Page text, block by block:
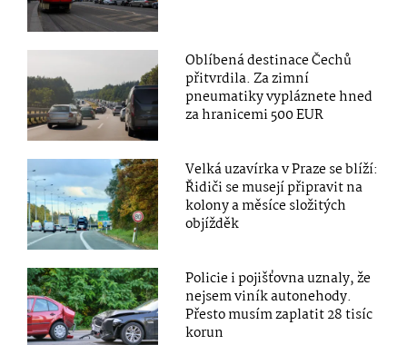
Oblíbená destinace Čechů
přitvrdila. Za zimní
pneumatiky vypláznete hned
za hranicemi 500 EUR
Velká uzavírka v Praze se blíží:
Řidiči se musejí připravit na
kolony a měsíce složitých
objížděk
Policie i pojišťovna uznaly, že
nejsem viník autonehody.
Přesto musím zaplatit 28 tisíc
korun